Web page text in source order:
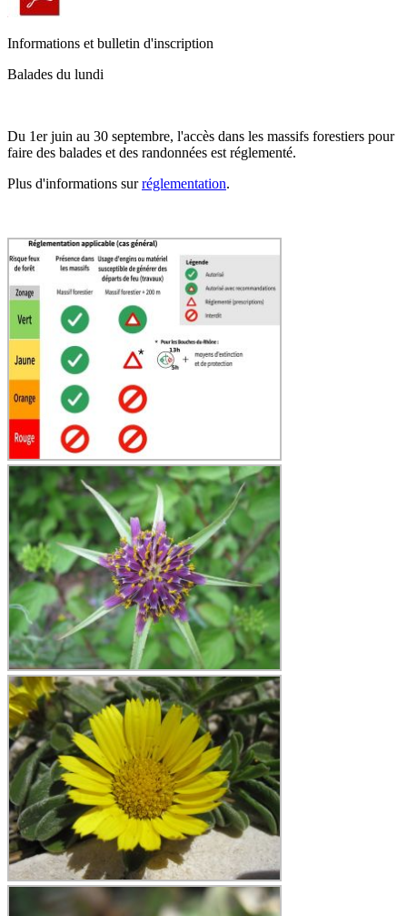
Informations et bulletin d'inscription
Balades du lundi
Du 1er juin au 30 septembre, l'accès dans les massifs forestiers pour
faire des balades et des randonnées est réglementé.
Plus d'informations surréglementation.